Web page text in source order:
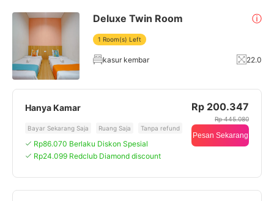
Deluxe Twin Room ⓘ
1 Room(s) Left
kasur kembar 22.0
Hanya Kamar
Bayar Sekarang Saja Ruang Saja Tanpa refund
Rp86.070 Berlaku Diskon Spesial
Rp24.099 Redclub Diamond discount
Rp 200.347
Rp 445.080
Pesan Sekarang